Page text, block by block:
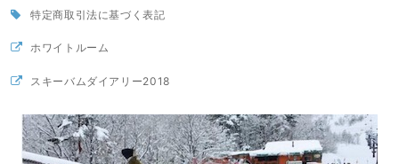
特定商取引法に基づく表記
ホワイトルーム
スキーバムダイアリー2018